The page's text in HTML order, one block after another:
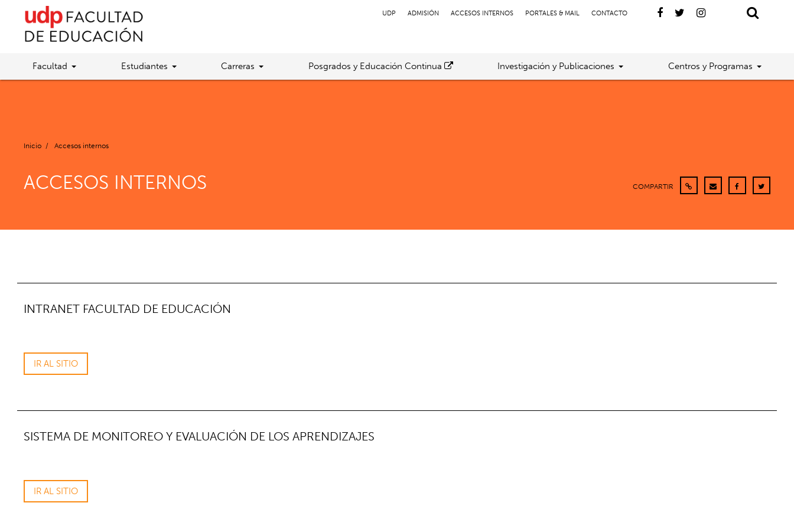
UDP ADMISIÓN ACCESOS INTERNOS PORTALES & MAIL CONTACTO
Facultad Estudiantes Carreras Posgrados y Educación Continua Investigación y Publicaciones Centros y Programas
Inicio / Accesos internos
ACCESOS INTERNOS COMPARTIR
INTRANET FACULTAD DE EDUCACIÓN
IR AL SITIO
SISTEMA DE MONITOREO Y EVALUACIÓN DE LOS APRENDIZAJES
IR AL SITIO